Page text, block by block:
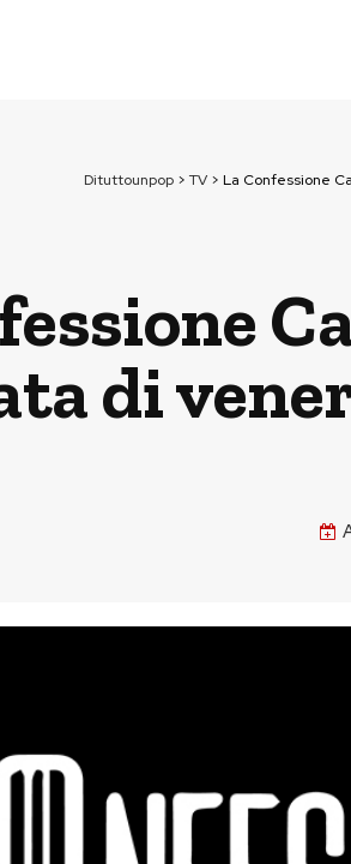
Dituttounpop> TV> La Confessione
di